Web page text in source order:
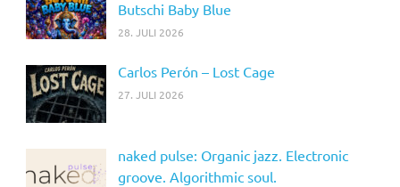
Butschi Baby Blue
28. JULI 2026
Carlos Perón – Lost Cage
27. JULI 2026
naked pulse: Organic jazz. Electronic
groove. Algorithmic soul.